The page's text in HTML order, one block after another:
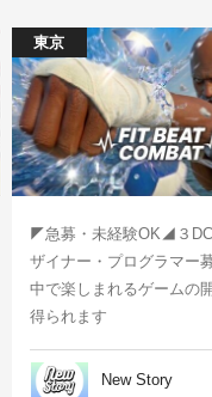
東京
◤急募・未経験OK◢３
ザイナー・プログラマー
中で楽しまれるゲームの
得られます
New Story